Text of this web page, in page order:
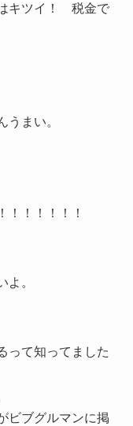
キツイ！ 税金で
うまい。
！！！！！！
よ。
って知ってました
ビブグルマンに掲